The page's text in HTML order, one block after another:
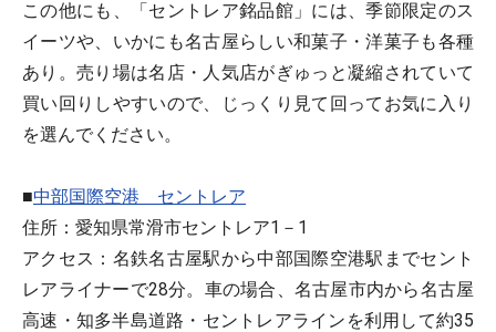
この他にも、「セントレア銘品館」には、季節限定のス
イーツや、いかにも名古屋らしい和菓子・洋菓子も各種
あり。売り場は名店・人気店がぎゅっと凝縮されていて
買い回りしやすいので、じっくり見て回ってお気に入り
を選んでください。
■中部国際空港 セントレア
住所：愛知県常滑市セントレア1－1
アクセス：名鉄名古屋駅から中部国際空港駅までセント
レアライナーで28分。車の場合、名古屋市内から名古屋
高速・知多半島道路・セントレアラインを利用して約35